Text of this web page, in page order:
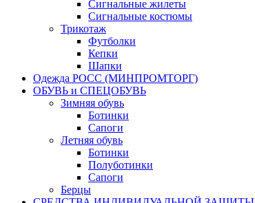
Сигнальные жилеты
Сигнальные костюмы
Трикотаж
Футболки
Кепки
Шапки
Одежда РОСС (МИНПРОМТОРГ)
ОБУВЬ и СПЕЦОБУВЬ
Зимняя обувь
Ботинки
Сапоги
Летняя обувь
Ботинки
Полуботинки
Сапоги
Берцы